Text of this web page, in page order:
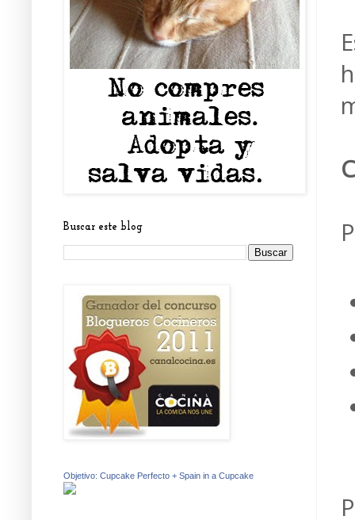
Buscar este blog
Objetivo: Cupcake Perfecto + Spain in a Cupcake